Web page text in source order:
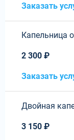
Заказать
Капельница
2 300 ₽
Заказать
Двойная
3 150 ₽